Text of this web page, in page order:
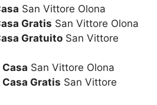
San Vittore Olona
Gratis San Vittore Olona
Gratuito San Vittore
San Vittore Olona
Gratis San Vittore